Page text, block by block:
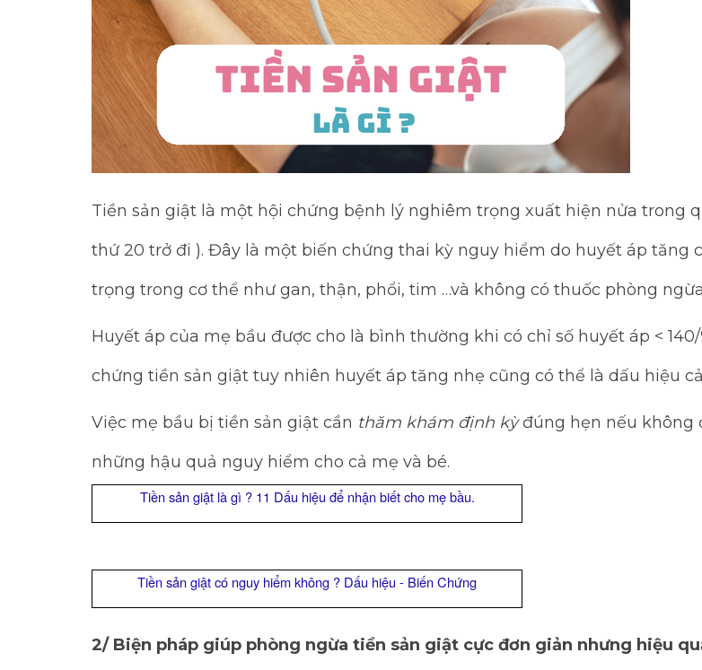
Tiền sản giật là một hội chứng bệnh lý nghiêm trọng xuất hiện nửa trong
thứ 20 trở đi ). Đây là một biến chứng thai kỳ nguy hiểm do huyết áp tăng
trọng trong cơ thể như gan, thận, phổi, tim …và không có thuốc phòng
Huyết áp của mẹ bầu được cho là bình thường khi có chỉ số huyết áp <
chứng tiền sản giật tuy nhiên huyết áp tăng nhẹ cũng có thể là dấu hiệu
Việc mẹ bầu bị tiền sản giật cần thăm khám định kỳđúng hẹn nếu không
những hậu quả nguy hiểm cho cả mẹ và bé.
Tiền sản giật là gì ? 11 Dấu hiệu để nhận biết cho mẹ bầu.
Tiền sản giật có nguy hiểm không ? Dấu hiệu - Biến Chứng
2/ Biện pháp giúp phòng ngừa tiền sản giật cực đơn giản nhưng hiệu